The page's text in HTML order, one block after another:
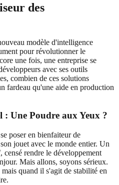
des
modèle d'intelligence
pour révolutionner le
une fois, une entreprise se
avec ses outils
combien de ces solutions
fardeau qu'une aide en production
Une Poudre aux Yeux ?
poser en bienfaiteur de
jouet avec le monde entier. Un
rendre le développement
Mais allons, soyons sérieux.
quand il s'agit de stabilité en